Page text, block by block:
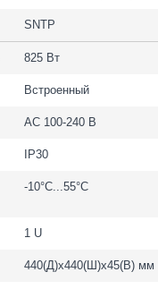
SNTP
825 Вт
Встроенный
AC 100-240 В
IP30
-10°С...55°С
1 U
440(Д)х440(Ш)х45(В) мм